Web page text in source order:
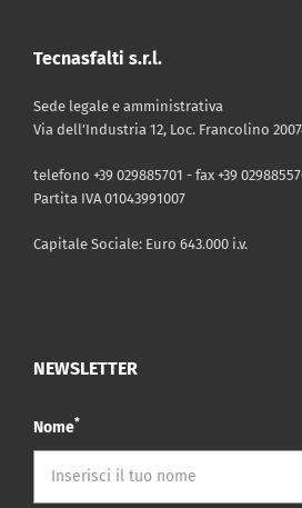
Tecnasfalti s.r.l.
Sede legale e amministrativa
Via dell’Industria 12, Loc. Francolino
telefono +39 029885701 - fax +39
Partita IVA 01043991007
Capitale Sociale: Euro 643.000 i.v.
NEWSLETTER
Nome*